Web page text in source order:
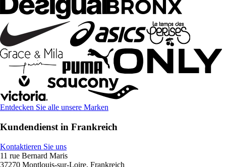
Entdecken Sie alle unsere Marken
Kundendienst in Frankreich
Kontaktieren Sie uns
11 rue Bernard Maris
37270 Montlouis-sur-Loire, Frankreich